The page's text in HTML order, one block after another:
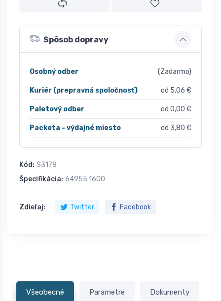
Spôsob dopravy
Osobný odber (Zadarmo)
Kuriér (prepravná spoločnosť) od 5,06 €
Paletový odber od 0,00 €
Packeta - výdajné miesto od 3,80 €
Kód: S3178
Špecifikácia: 64955 1600
Zdieľaj: Twitter Facebook
Všeobecné Parametre Dokumenty